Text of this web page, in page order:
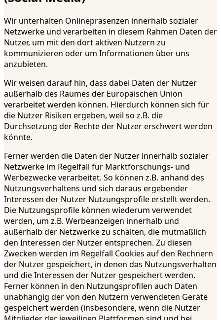
Wir unterhalten Onlinepräsenzen innerhalb sozialer
Netzwerke und verarbeiten in diesem Rahmen Daten der
Nutzer, um mit den dort aktiven Nutzern zu
kommunizieren oder um Informationen über uns
anzubieten.
Wir weisen darauf hin, dass dabei Daten der Nutzer
außerhalb des Raumes der Europäischen Union
verarbeitet werden können. Hierdurch können sich für
die Nutzer Risiken ergeben, weil so z.B. die
Durchsetzung der Rechte der Nutzer erschwert werden
könnte.
Ferner werden die Daten der Nutzer innerhalb sozialer
Netzwerke im Regelfall für Marktforschungs- und
Werbezwecke verarbeitet. So können z.B. anhand des
Nutzungsverhaltens und sich daraus ergebender
Interessen der Nutzer Nutzungsprofile erstellt werden.
Die Nutzungsprofile können wiederum verwendet
werden, um z.B. Werbeanzeigen innerhalb und
außerhalb der Netzwerke zu schalten, die mutmaßlich
den Interessen der Nutzer entsprechen. Zu diesen
Zwecken werden im Regelfall Cookies auf den Rechnern
der Nutzer gespeichert, in denen das Nutzungsverhalten
und die Interessen der Nutzer gespeichert werden.
Ferner können in den Nutzungsprofilen auch Daten
unabhängig der von den Nutzern verwendeten Geräte
gespeichert werden (insbesondere, wenn die Nutzer